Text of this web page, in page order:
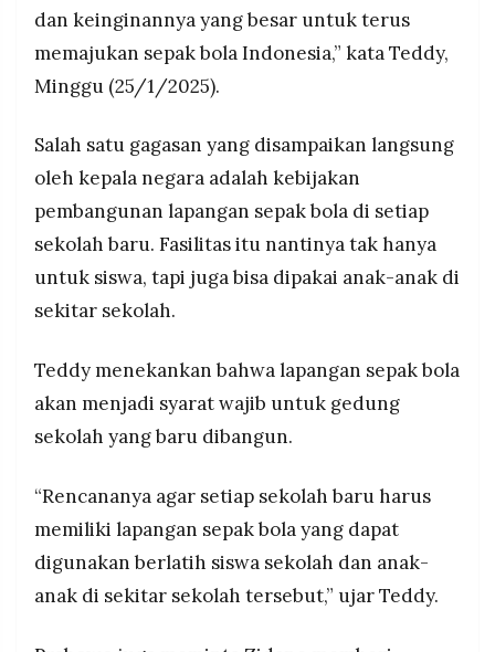
dan keinginannya yang besar untuk terus
memajukan sepak bola Indonesia,” kata Teddy,
Minggu (25/1/2025).
Salah satu gagasan yang disampaikan langsung
oleh kepala negara adalah kebijakan
pembangunan lapangan sepak bola di setiap
sekolah baru. Fasilitas itu nantinya tak hanya
untuk siswa, tapi juga bisa dipakai anak-anak di
sekitar sekolah.
Teddy menekankan bahwa lapangan sepak bola
akan menjadi syarat wajib untuk gedung
sekolah yang baru dibangun.
“Rencananya agar setiap sekolah baru harus
memiliki lapangan sepak bola yang dapat
digunakan berlatih siswa sekolah dan anak-
anak di sekitar sekolah tersebut,” ujar Teddy.